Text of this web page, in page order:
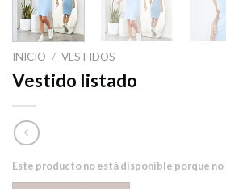
INICIO / VESTIDOS
Vestido listado
Este producto no está disponible porque